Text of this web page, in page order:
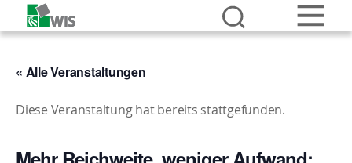
« Alle Veranstaltungen
Diese Veranstaltung hat bereits stattgefunden.